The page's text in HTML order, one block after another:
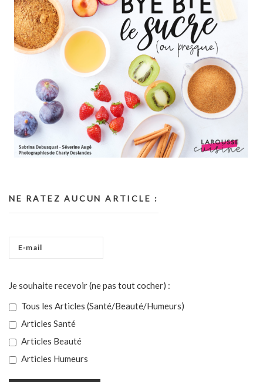
NE RATEZ AUCUN ARTICLE :
Je souhaite recevoir (ne pas tout cocher) :
Tous les Articles (Santé/Beauté/Humeurs)
Articles Santé
Articles Beauté
Articles Humeurs